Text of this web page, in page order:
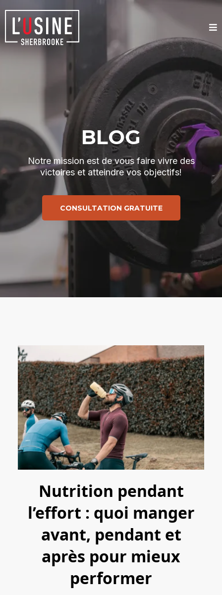
BLOG
Notre mission est de vous faire vivre des
victoires et atteindre vos objectifs!
CONSULTATION GRATUITE
Nutrition pendant
l’effort : quoi manger
avant, pendant et
après pour mieux
performer